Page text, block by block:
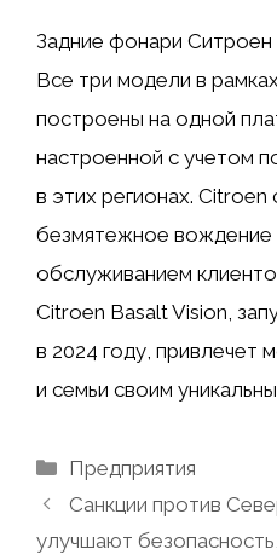
Задние фонари Ситроен
Все три модели в
построены на одной
настроенной с учетом
в этих регионах.
безмятежное
обслуживанием
Citroen Basalt Vision,
в 2024 году, привлечет
и семьи своим
Рубрики
Предприятия
Санкции против
улучшают